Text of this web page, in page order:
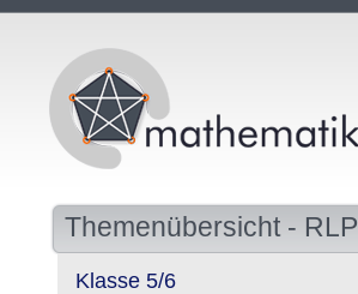
Themenübersicht - RLP
Klasse 5/6